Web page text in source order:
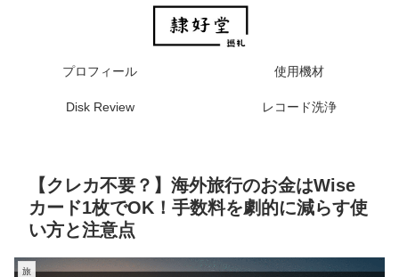
プロフィール 使用機材
Disk Review レコード洗浄
【クレカ不要？】海外旅行のお金はWise
カード1枚でOK！手数料を劇的に減らす使
い方と注意点
旅